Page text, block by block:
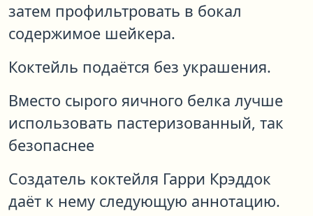
затем профильтровать в бокал
содержимое шейкера.
Коктейль подаётся без украшения.
Вместо сырого яичного белка лучше
использовать пастеризованный, так
безопаснее
Создатель коктейля Гарри Крэддок
даёт к нему следующую аннотацию.